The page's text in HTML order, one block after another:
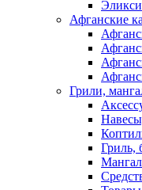
Афганские
Грили,
Гриль,